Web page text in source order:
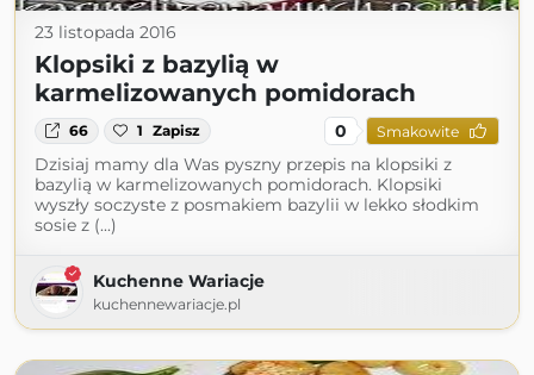
23 listopada 2016
Klopsiki z bazylią w
karmelizowanych pomidorach
66 1 Zapisz 0 Smakowite
Dzisiaj mamy dla Was pyszny przepis na klopsiki z
bazylią w karmelizowanych pomidorach. Klopsiki
wyszły soczyste z posmakiem bazylii w lekko słodkim
sosie z (...)
Kuchenne Wariacje
kuchennewariacje.pl